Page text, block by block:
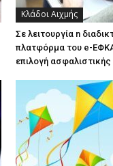
Κλάδοι Αιχμής
Σε λειτουργία n
πλατφόρμα του e-ΕΦΚΑ
επιλογή